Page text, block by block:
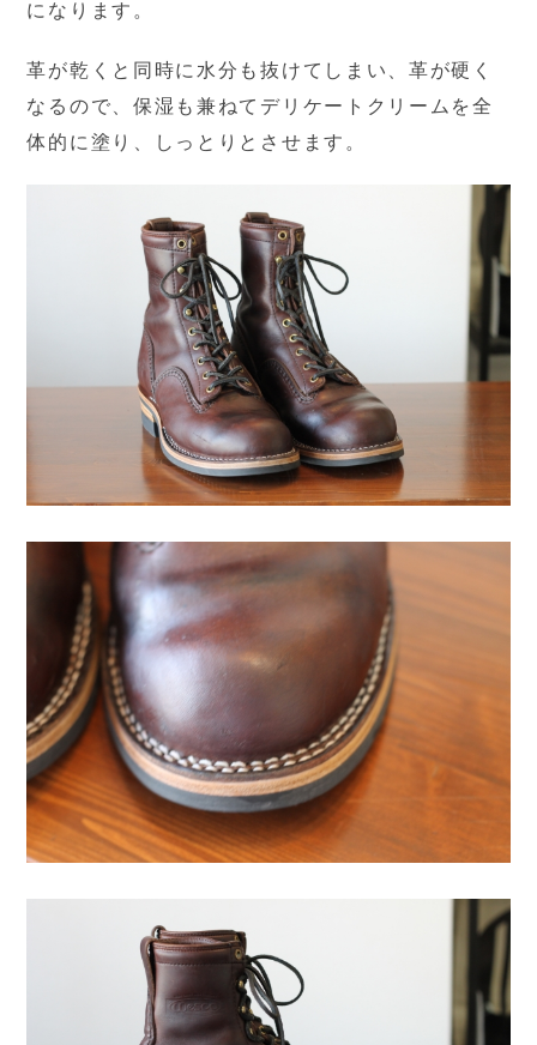
になります。
革が乾くと同時に水分も抜けてしまい、革が硬く
なるので、保湿も兼ねてデリケートクリームを全
体的に塗り、しっとりとさせます。